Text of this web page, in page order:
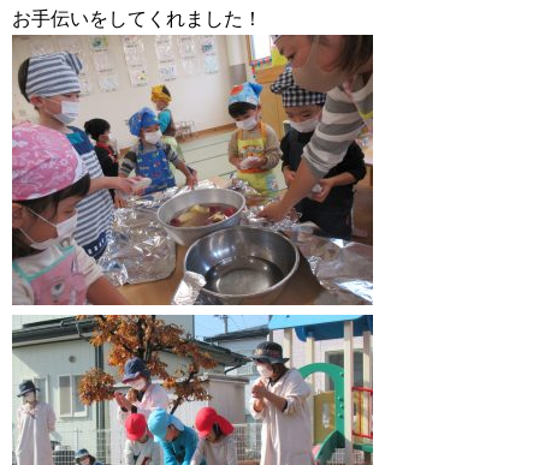
お手伝いをしてくれました！